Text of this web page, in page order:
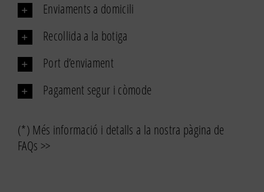
Enviaments a domicili
Recollida a la botiga
Port d’enviament
Pagament segur i còmode
(*) Més informació i detalls a la nostra pàgina de
FAQs >>